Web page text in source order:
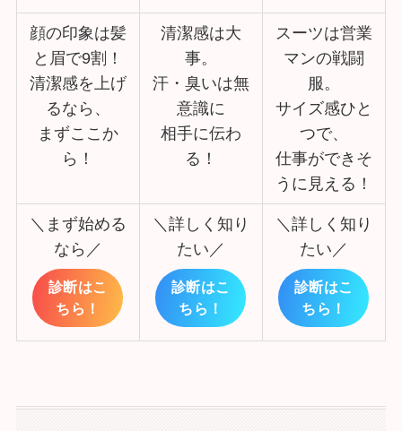
顔の印象は髪
と眉で9割！
清潔感を上げ
るなら、
まずここか
ら！
清潔感は大
事。
汗・臭いは無
意識に
相手に伝わ
る！
スーツは営業
マンの戦闘
服。
サイズ感ひと
つで、
仕事ができそ
うに見える！
＼まず始める
なら／
診断はこ
ちら！
＼詳しく知り
たい／
診断はこ
ちら！
＼詳しく知り
たい／
診断はこ
ちら！